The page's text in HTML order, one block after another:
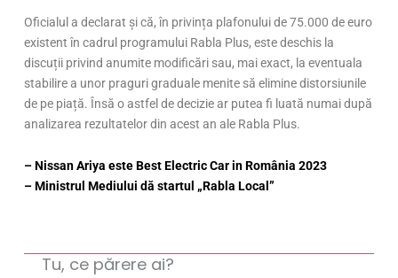
Oficialul a declarat și că, în privința plafonului de 75.000 de euro
existent în cadrul programului Rabla Plus, este deschis la
discuții privind anumite modificări sau, mai exact, la eventuala
stabilire a unor praguri graduale menite să elimine distorsiunile
de pe piață. Însă o astfel de decizie ar putea fi luată numai după
analizarea rezultatelor din acest an ale Rabla Plus.
– Nissan Ariya este Best Electric Car in România 2023
– Ministrul Mediului dă startul „Rabla Local”
Tu, ce părere ai?